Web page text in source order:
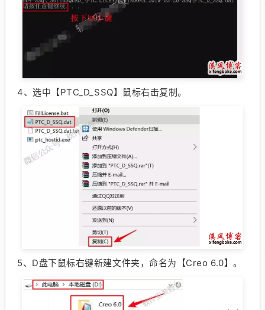
4、选中【PTC_D_SSQ】鼠标右击复制。
5、 D盘下鼠标右键新建文件夹，命名为【Creo 6.0】。